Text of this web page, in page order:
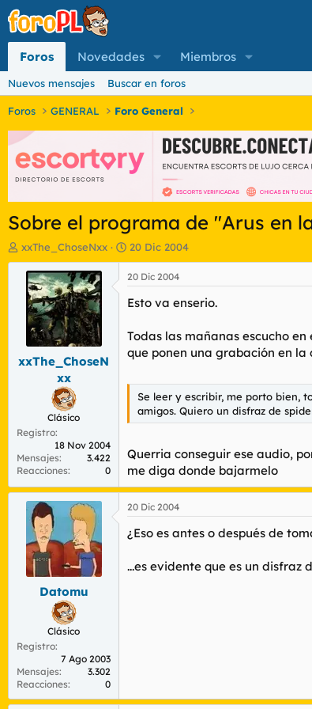
Foros Novedades Miembros
Nuevos mensajes Buscar en foros
Foros GENERAL Foro General
Sobre el programa de "Arus en
I
n
o
r
e
a
xxThe_ChoseNxx
F
e
c
h
a
e
n
c
20 Dic 2004
xxThe_ChoseN
xx
Clásico
Registro
18 Nov 2004
Mensajes
3.422
Reacciones
0
20 Dic 2004
Esto va enserio.
Todas las mañanas escucho
que ponen una grabación en la
Se leer y escribir, me porto bien,
amigos. Quiero un disfraz de
Querria conseguir ese audio,
me diga donde bajarmelo
Datomu
Clásico
Registro
7 Ago 2003
Mensajes
3.302
Reacciones
0
20 Dic 2004
¿Eso es antes o después de
...es evidente que es un disfraz